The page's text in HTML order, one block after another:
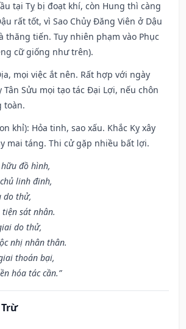
tại Tỵ bị đoạt khí, còn Hung thì càng
rất tốt, vì Sao Chủy Đăng Viên ở Dậu
thăng tiến. Tuy nhiên phạm vào Phục
cữ giống như trên).
mọi việc ắt nên. Rất hợp với ngày
Sửu mọi tạo tác Đại Lợi, nếu chôn
toàn.
khỉ): Hỏa tinh, sao xấu. Khắc Kỵ xây
mai táng. Thi cử gặp nhiều bất lợi.
đồ hình,
linh đinh,
do thử,
sát nhân.
do thử,
nhị nhân thân.
thoán bại,
hóa tác cần.”